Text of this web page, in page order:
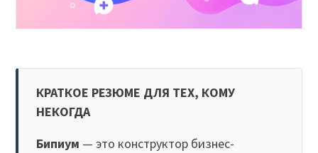
КРАТКОЕ РЕЗЮМЕ ДЛЯ ТЕХ, КОМУ
НЕКОГДА
Бипиум — это конструктор бизнес-